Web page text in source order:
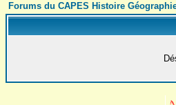
Forums du CAPES Histoire